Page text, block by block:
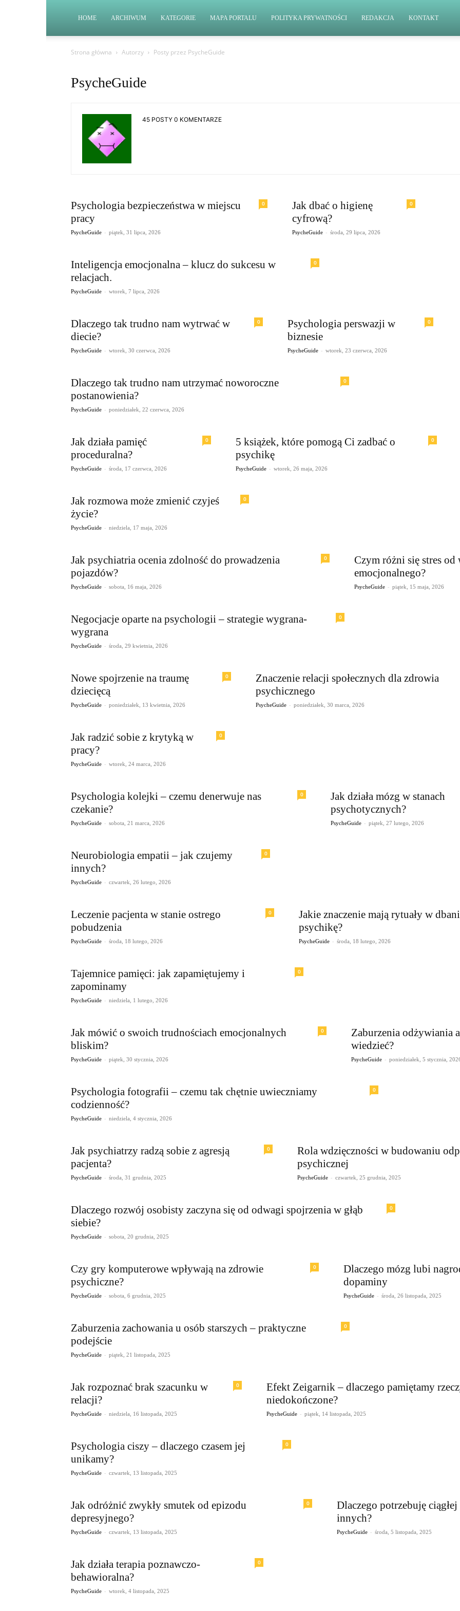
HOME ARCHIWUM KATEGORIE MAPA PORTALU POLITYKA PRYWATNOŚCI REDAKCJA KONTAKT
Strona główna Autorzy Posty przez PsycheGuide
PsycheGuide
45 POSTY 0 KOMENTARZE
0
Psychologia bezpieczeństwa w miejscu
pracy
PsycheGuide - piątek, 31 lipca, 2026
0
Jak dbać o higienę
cyfrową?
PsycheGuide - środa, 29 lipca, 2026
0
Inteligencja emocjonalna – klucz do sukcesu w
relacjach.
PsycheGuide - wtorek, 7 lipca, 2026
0
Dlaczego tak trudno nam wytrwać w
diecie?
PsycheGuide - wtorek, 30 czerwca, 2026
0
Psychologia perswazji w
biznesie
PsycheGuide - wtorek, 23 czerwca, 2026
0
Dlaczego tak trudno nam utrzymać noworoczne
postanowienia?
PsycheGuide - poniedziałek, 22 czerwca, 2026
0
Jak działa pamięć
proceduralna?
PsycheGuide - środa, 17 czerwca, 2026
0
5 książek, które pomogą Ci zadbać o
psychikę
PsycheGuide - wtorek, 26 maja, 2026
0
Jak rozmowa może zmienić czyjeś
życie?
PsycheGuide - niedziela, 17 maja, 2026
0
Jak psychiatria ocenia zdolność do prowadzenia
pojazdów?
PsycheGuide - sobota, 16 maja, 2026
Czym różni się stres od
emocjonalnego?
PsycheGuide - piątek, 15 maja, 2026
0
Negocjacje oparte na psychologii – strategie wygrana-
wygrana
PsycheGuide - środa, 29 kwietnia, 2026
0
Nowe spojrzenie na traumę
dziecięcą
PsycheGuide - poniedziałek, 13 kwietnia, 2026
Znaczenie relacji społecznych dla zdrowia
psychicznego
PsycheGuide - poniedziałek, 30 marca, 2026
0
Jak radzić sobie z krytyką w
pracy?
PsycheGuide - wtorek, 24 marca, 2026
0
Psychologia kolejki – czemu denerwuje nas
czekanie?
PsycheGuide - sobota, 21 marca, 2026
Jak działa mózg w stanach
psychotycznych?
PsycheGuide - piątek, 27 lutego, 2026
0
Neurobiologia empatii – jak czujemy
innych?
PsycheGuide - czwartek, 26 lutego, 2026
0
Leczenie pacjenta w stanie ostrego
pobudzenia
PsycheGuide - środa, 18 lutego, 2026
Jakie znaczenie mają rytuały w
psychikę?
PsycheGuide - środa, 18 lutego, 2026
0
Tajemnice pamięci: jak zapamiętujemy i
zapominamy
PsycheGuide - niedziela, 1 lutego, 2026
0
Jak mówić o swoich trudnościach emocjonalnych
bliskim?
PsycheGuide - piątek, 30 stycznia, 2026
Zaburzenia odżywiania
wiedzieć?
PsycheGuide - poniedziałek, 5 stycznia,
0
Psychologia fotografii – czemu tak chętnie uwieczniamy
codzienność?
PsycheGuide - niedziela, 4 stycznia, 2026
0
Jak psychiatrzy radzą sobie z agresją
pacjenta?
PsycheGuide - środa, 31 grudnia, 2025
Rola wdzięczności w budowaniu
psychicznej
PsycheGuide - czwartek, 25 grudnia, 2025
0
Dlaczego rozwój osobisty zaczyna się od odwagi spojrzenia w głąb
siebie?
PsycheGuide - sobota, 20 grudnia, 2025
0
Czy gry komputerowe wpływają na zdrowie
psychiczne?
PsycheGuide - sobota, 6 grudnia, 2025
Dlaczego mózg lubi
dopaminy
PsycheGuide - środa, 26 listopada, 2025
0
Zaburzenia zachowania u osób starszych – praktyczne
podejście
PsycheGuide - piątek, 21 listopada, 2025
0
Jak rozpoznać brak szacunku w
relacji?
PsycheGuide - niedziela, 16 listopada, 2025
Efekt Zeigarnik – dlaczego pamiętamy
niedokończone?
PsycheGuide - piątek, 14 listopada, 2025
0
Psychologia ciszy – dlaczego czasem jej
unikamy?
PsycheGuide - czwartek, 13 listopada, 2025
0
Jak odróżnić zwykły smutek od epizodu
depresyjnego?
PsycheGuide - czwartek, 13 listopada, 2025
Dlaczego potrzebuję
innych?
PsycheGuide - środa, 5 listopada, 2025
0
Jak działa terapia poznawczo-
behawioralna?
PsycheGuide - wtorek, 4 listopada, 2025